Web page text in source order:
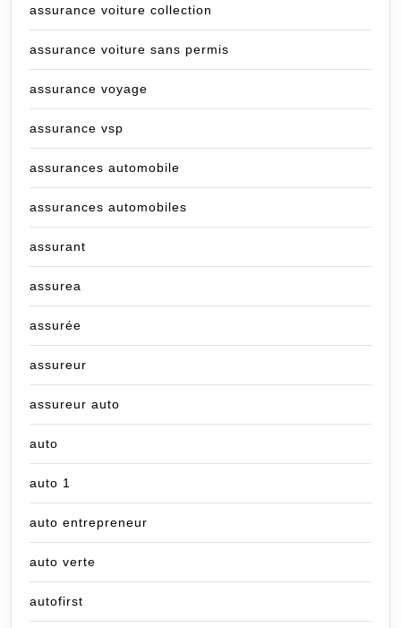
assurance voiture collection
assurance voiture sans permis
assurance voyage
assurance vsp
assurances automobile
assurances automobiles
assurant
assurea
assurée
assureur
assureur auto
auto
auto 1
auto entrepreneur
auto verte
autofirst